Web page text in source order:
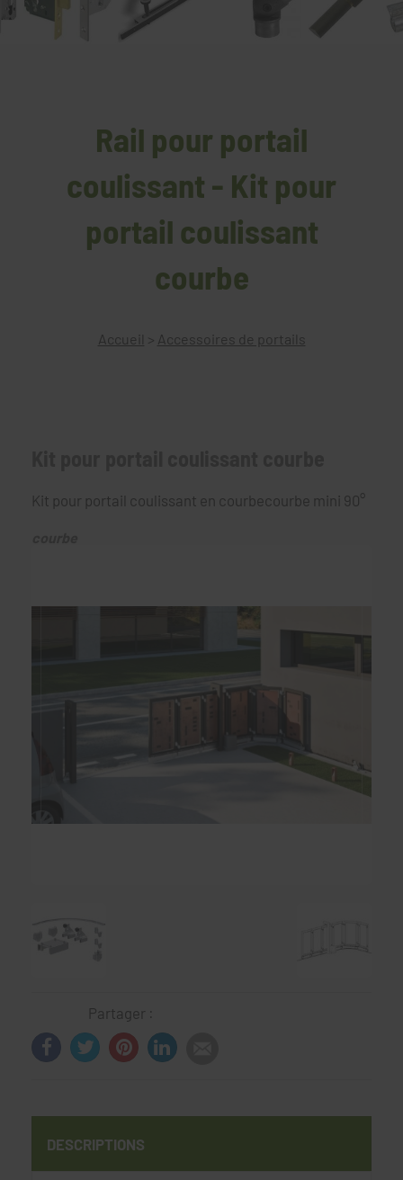
Rail pour portail
coulissant - Kit pour
portail coulissant
courbe
Accueil > Accessoires de portails
Kit pour portail coulissant en courbecourbe mini 90°
Partager :
DESCRIPTIONS